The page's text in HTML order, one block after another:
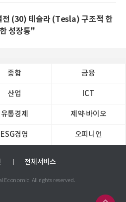
(30) 테슬라 (Tesla) 구조적 한
성장통"
종합 금융
산업 ICT
유통경제 제약∙바이오
ESG경영 오피니언
전체서비스
Economic. All rights reserved.